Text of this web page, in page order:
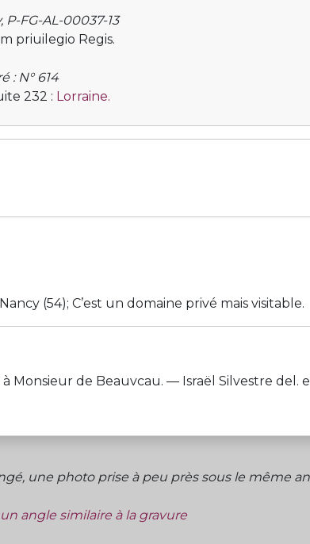
FG-AL-00037-13
priuilegio Regis.
: N° 614
232 : Lorraine.
(54); C’est un domaine privé mais visitable.
Monsieur de Beauvcau. — Israël Silvestre del.
une photo prise à peu près sous le même
angle similaire à la gravure